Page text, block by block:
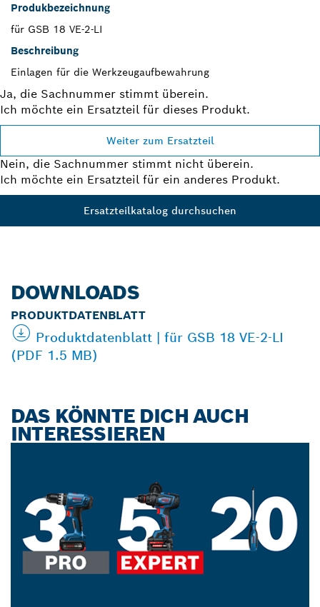
Produkbezeichnung
für GSB 18 VE-2-LI
Beschreibung
Einlagen für die Werkzeugaufbewahrung
Ja, die Sachnummer stimmt überein.
Ich möchte ein Ersatzteil für dieses Produkt.
Weiter zum Ersatzteil
Nein, die Sachnummer stimmt nicht überein.
Ich möchte ein Ersatzteil für ein anderes Produkt.
Ersatzteilkatalog durchsuchen
DOWNLOADS
PRODUKTDATENBLATT
Produktdatenblatt | für GSB 18 VE-2-LI
(PDF 1.5 MB)
DAS KÖNNTE DICH AUCH
INTERESSIEREN